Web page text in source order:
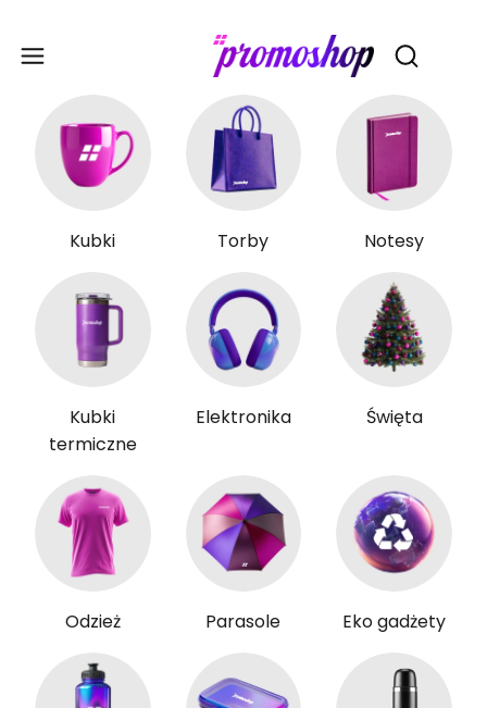
Otwórz
Kubki Torby Notesy
Kubki
termiczne
Elektronika Święta
Odzież Parasole Eko gadżety